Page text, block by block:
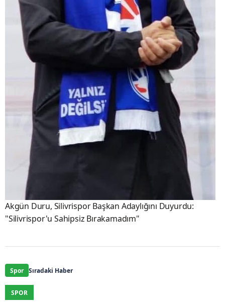
Akgün Duru, Silivrispor Başkan Adaylığını Duyurdu:
"Silivrispor'u Sahipsiz Bırakamadım"
Spor Sıradaki Haber
SPOR